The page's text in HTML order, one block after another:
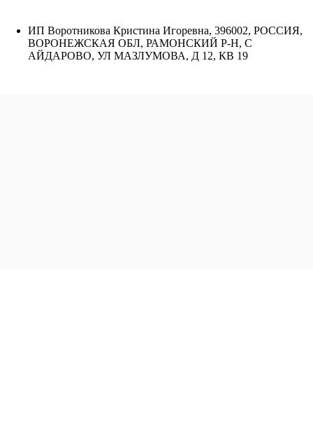
ИП Воротникова Кристина Игоревна, 396002, РОССИЯ,
ВОРОНЕЖСКАЯ ОБЛ, РАМОНСКИЙ Р-Н, С
АЙДАРОВО, УЛ МАЗЛУМОВА, Д 12, КВ 19